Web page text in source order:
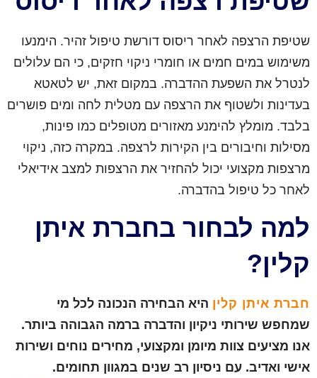
שטיפת הרצפה לאחר ריסוס דורשת טיפול זהיר. הימנעו
משימוש במים חמים או חומרי ניקוי חזקים, כי הם עלולים
לנטרל את השפעת ההדברה. במקום זאת, יש לטאטא
בעדינות ולשטוף את הרצפה עם מטלית לחה ומים פושרים
בלבד. מומלץ להימנע מאזורים מטופלים כמו פינות,
מסילות וחיבורים בין הקירות לרצפה. במקרה כזה, ניקוי
מרצפות מקצועי יכול להחזיר את הרצפות למצב אידיאלי
לאחר כל טיפול בהדברה.
למה לבחור בחברת איתן
קלין?
חברת איתן קלין היא הבחירה הנכונה לכל מי
שמחפש שירותי ניקיון והדברה ברמה הגבוהה ביותר.
אנו מציעים צוות מיומן ומקצועי, מחירים נוחים ושירות
אישי ואדיב. עם ניסיון רב שנים במגוון תחומים.